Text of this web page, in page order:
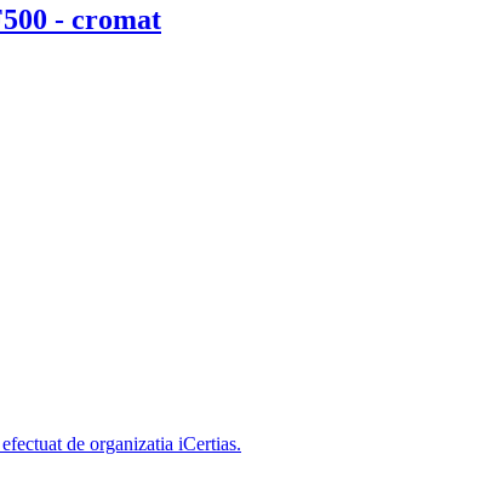
- cromat
de organizatia iCertias.